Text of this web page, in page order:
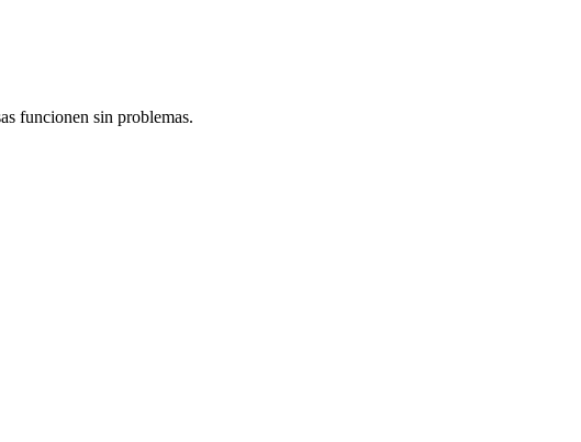
funcionen sin problemas.